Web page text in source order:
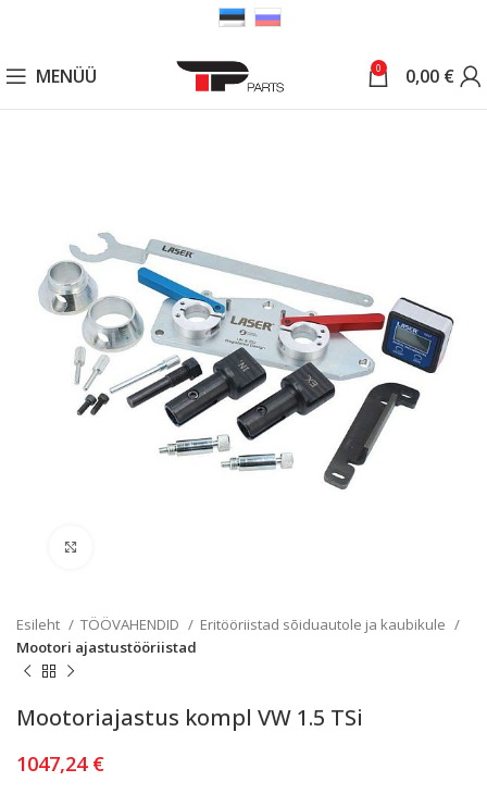
MENÜÜ 0 0,00 €
Esileht TÖÖVAHENDID
Eritööriistad sõiduautole ja kaubikule
Mootori ajastustööriistad
Mootoriajastus kompl VW 1.5 TSi
1047,24 €